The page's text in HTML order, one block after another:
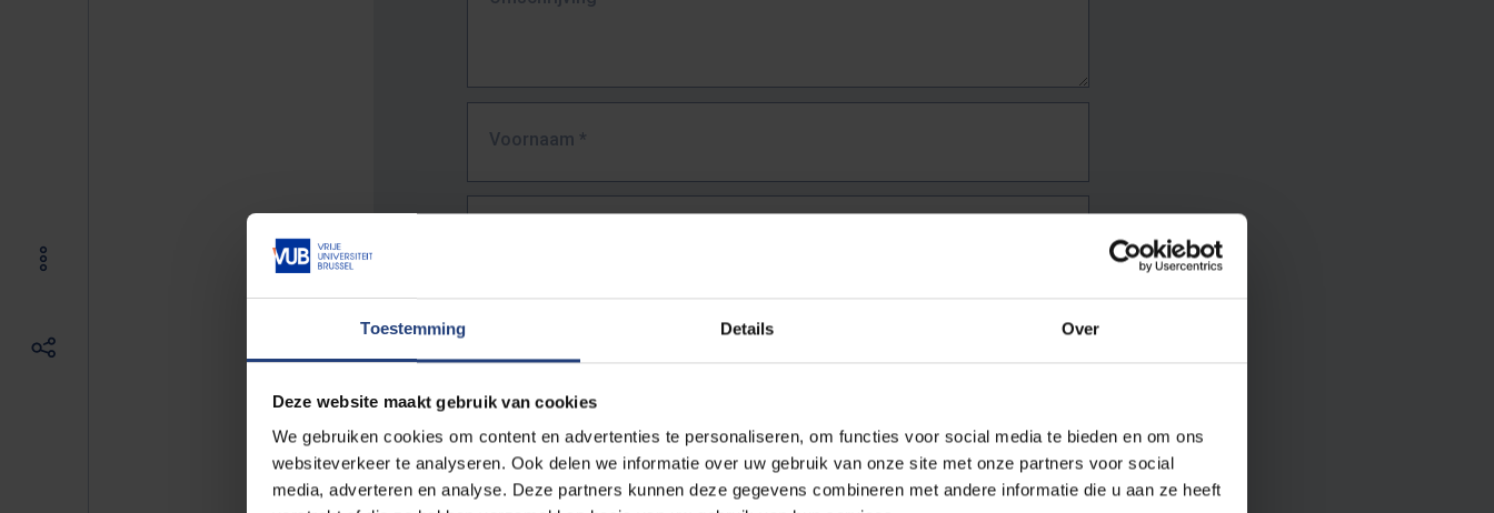
Toestemming Details Over
Deze website maakt gebruik van cookies
We gebruiken cookies om content en advertenties te personaliseren, om functies voor social media te bieden en om ons
websiteverkeer te analyseren. Ook delen we informatie over uw gebruik van onze site met onze partners voor social
media, adverteren en analyse. Deze partners kunnen deze gegevens combineren met andere informatie die u aan ze heeft
Voornaam *
URL*
De volledige URL van de pagina waar je de fout zag.
Bv. https://www.vub.be/nl/studeren-aan-de-vub/alle-opleidingen